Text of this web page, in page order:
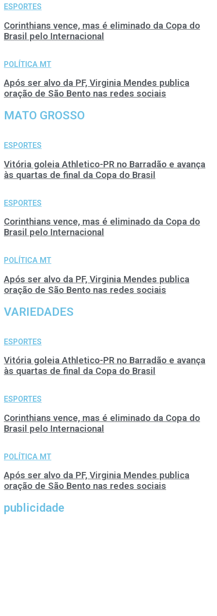
ESPORTES
Corinthians vence, mas é eliminado da Copa do
Brasil pelo Internacional
POLÍTICA MT
Após ser alvo da PF, Virginia Mendes publica
oração de São Bento nas redes sociais
MATO GROSSO
ESPORTES
Vitória goleia Athletico-PR no Barradão e avança
às quartas de final da Copa do Brasil
ESPORTES
Corinthians vence, mas é eliminado da Copa do
Brasil pelo Internacional
POLÍTICA MT
Após ser alvo da PF, Virginia Mendes publica
oração de São Bento nas redes sociais
VARIEDADES
ESPORTES
Vitória goleia Athletico-PR no Barradão e avança
às quartas de final da Copa do Brasil
ESPORTES
Corinthians vence, mas é eliminado da Copa do
Brasil pelo Internacional
POLÍTICA MT
Após ser alvo da PF, Virginia Mendes publica
oração de São Bento nas redes sociais
publicidade